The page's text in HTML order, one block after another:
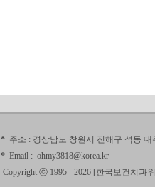
* 주소 : 경상남도 창원시 진해구 석동 대
* Email : ohmy3818@korea.kr
Copyright ⓒ 1995 - 2026 [한국보건치과